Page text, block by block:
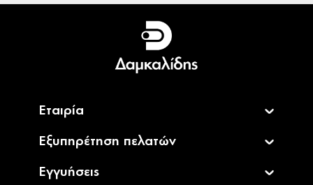
Ελληνικά
English
Εταιρία
Εξυπηρέτηση πελατών
Εγγυήσεις